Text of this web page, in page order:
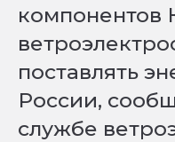
компонентов
поставлять
России,
службе